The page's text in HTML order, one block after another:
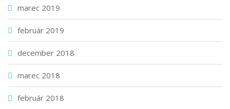
marec 2019
február 2019
december 2018
marec 2018
február 2018